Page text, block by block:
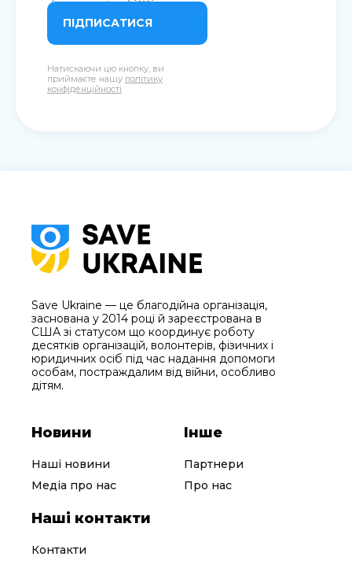
ПІДПИСАТИСЯ
Натискаючи цю кнопку, ви
приймаєте нашу політику
конфіденційності
Save Ukraine — це благодійна організація,
заснована у 2014 році й зареєстрована в
США зі статусом що координує роботу
десятків організацій, волонтерів, фізичних і
юридичних осіб під час надання допомоги
особам, постраждалим від війни, особливо
дітям.
Новини
Наші новини
Медіа про нас
Інше
Партнери
Про нас
Наші контакти
Контакти